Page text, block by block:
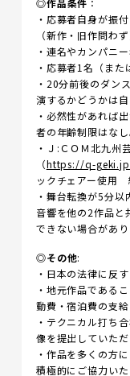
◎作品条件 ：
・応募者自身が振
（新作・旧作問わず
・連名やカンパニ
・応募者1名（また
・20分前後のダン
演するかどうかは自
・必然性があれば
者の年齢制限はなし
・Ｊ:ＣＯＭ北九州
（https://q-
ックチェアー使用
・舞台転換が5分以
音響を他の2作品と
できない場合があり
◎その他:
・日本の法律に反
・地元作品である
動費・宿泊費の支給
・テクニカル打ち
像を提出していただ
・作品を多くの方
積極的にご協力いた